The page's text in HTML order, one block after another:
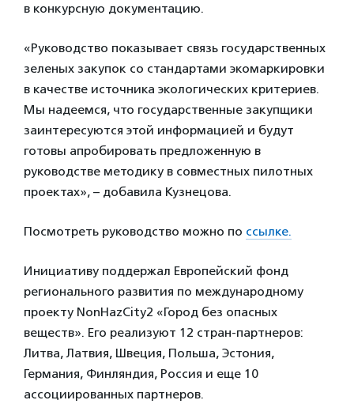
в конкурсную документацию.
«Руководство показывает связь государственных
зеленых закупок со стандартами экомаркировки
в качестве источника экологических критериев.
Мы надеемся, что государственные закупщики
заинтересуются этой информацией и будут
готовы апробировать предложенную в
руководстве методику в совместных пилотных
проектах», – добавила Кузнецова.
Посмотреть руководство можно по ссылке.
Инициативу поддержал Европейский фонд
регионального развития по международному
проекту NonHazCity2 «Город без опасных
веществ». Его реализуют 12 стран-партнеров:
Литва, Латвия, Швеция, Польша, Эстония,
Германия, Финляндия, Россия и еще 10
ассоциированных партнеров.